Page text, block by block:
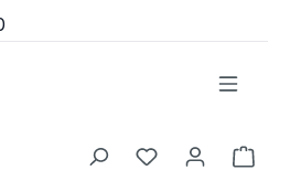
Du hast 0